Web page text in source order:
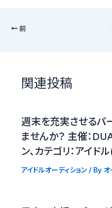
前
関連投稿
週末を充実させるパ
ませんか？ 主催：
ン、カテゴリ：アイド
アイドルオーディション/ By オ